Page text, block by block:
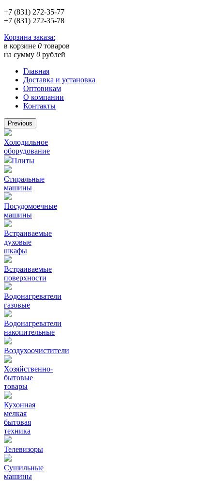
+7 (831) 272-35-77
+7 (831) 272-35-78
Корзина заказа:
в корзине 0 товаров
на сумму 0 рублей
Главная
Доставка и установка
Оптовикам
О компании
Контакты
Previous
Холодильное
оборудование
Плиты
Стиральные
машины
Посудомоечные
машины
Встраиваемые
духовые
шкафы
Встраиваемые
поверхности
Водонагреватели
газовые
Водонагреватели
накопительные
Воздухоочистители
Хозяйственно-
бытовые
товары
Кухонная
мелкая
бытовая
техника
Телевизоры
Сушильные
машины